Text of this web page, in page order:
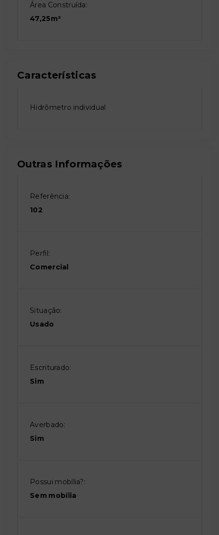
Área Construída:
47,25m²
Características
Hidrômetro individual
Outras Informações
Referência:
102
Perfil:
Comercial
Situação:
Usado
Escriturado:
Sim
Averbado:
Sim
Possui mobília?:
Sem mobília